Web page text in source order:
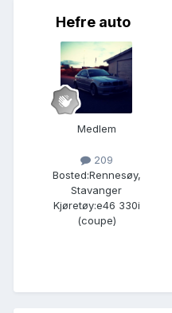
Hefre auto
Medlem
209
Bosted:Rennesøy,
Stavanger
Kjøretøy:e46 330i
(coupe)